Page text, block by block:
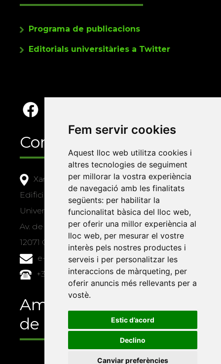
Fem servir cookies
Aquest lloc web utilitza cookies i
altres tecnologies de seguiment
per millorar la vostra experiència
de navegació amb les finalitats
següents: per habilitar la
funcionalitat bàsica del lloc web,
per oferir una millor experiència al
lloc web, per mesurar el vostre
interès pels nostres productes i
serveis i per personalitzar les
interaccions de màrqueting, per
oferir anuncis més rellevants per a
vostè.
Estic d’acord
Declino
Canviar preferències
Programa de publicacions
Editorials universitàries a Twitter
Contacte
Xarxa Vives d'Universitats
Edifici Àgora
Universitat Jaume I, local 10
Av. de Vicent Sos Baynat, s/n
12071 Castelló de la Plana
e-buc@vives.org
+34 964 72 89 93
Amb el suport
de